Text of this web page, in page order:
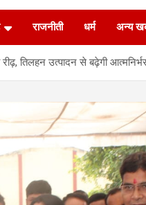
राजनीती धर्म अन्य
तिलहन उत्पादन से बढ़ेगी